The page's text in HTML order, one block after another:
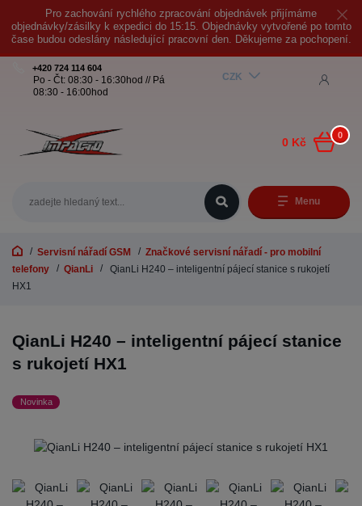
Pro zachování rychlého zpracování objednávek přijímáme
objednávky/zásilky k expedici do 15:15. Objednávky vytvořené po tomto
čase budou odeslány následující pracovní den. Děkujeme za pochopení.
Menu
CZK
+420 724 114 604
Po - Čt: 08:30 - 16:30hod // Pá
08:30 - 16:00hod
0
0 Kč
Servisní nářadí GSM
Značkové servisní nářadí - pro mobilní
telefony
QianLi
QianLi H240 – inteligentní pájecí stanice s rukojetí
HX1
QianLi H240 – inteligentní pájecí stanice
s rukojetí HX1
Novinka